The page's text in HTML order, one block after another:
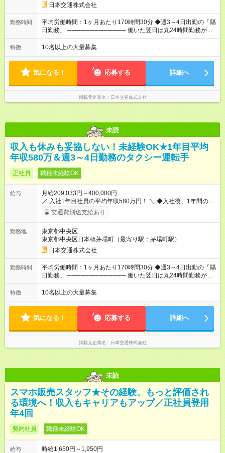
歩合＋賞与年3回 ※上記には、一律支給の手当を含みます。
※「厚生労働省のタクシー運転者の最低賃金計算方法に基づ
く」 ◆業界最高水準の歩合率で還元！ ───────────────
売上の62%が歩合や賞与として還元されるため、頑張った分だ
も！ 【試用期間】試用期間あり 試用期間の長さ：3ヶ月 雇用形
態、給与は本採用時と同じです。 試用期間中の労働条件は本採
用と同じです。
日本交通株式会社
勤務時間
平均労働時間：1ヶ月あたり170時間30分 ◆週3～4日出勤の「隔
日勤務」 ───────────── 働いた翌日は丸24時間勤務が入
りません。 ◆最も稼ぎやすい時間帯で勤務
───────────── シフトは、15：00～翌10：00 ※月間労働
7.5h ※残業は基本的にありません 平均労働時間：1ヶ月あたり
170時間30分 ◆週3～4日出勤の「隔日勤務」
───────────── 働いた翌日は丸24時間勤務が入りませ
ん。 ◆最も稼ぎやすい時間帯で勤務 ───────────── シフ
トは、15：00～翌10：00 ※月間労働時間170.5h ※1回の乗務は
15.5h（休憩3h） ※研修中は実働時間7.5h ※残業は基本的にあり
特徴 10名以上の大量募集
気になる！ 応募する 詳細へ
掲載元企業名 日本交通株式会社
未読
収入も休みも妥協しない！未経験OK★1年目平均
年収580万＆週3～4日勤務のタクシー運転手
正社員 職種未経験OK
給与
月給209,033円～400,000円
／ 入社1年目社員の平均年収580万円！ ＼ ◆入社後、1年間の給
与保証あり！ ─────────────── 乗務にじっくりと慣れて
いただけるよう、売上に関係なく給与を保証します。保証額以
たします。 【入社1～3カ月目】月給40万円保証 【入社4～12カ
月目】月給35万円保証 【入社13カ月以降】月給20万9033円＋
歩合＋賞与年3回 ※上記には、一律支給の手当を含みます。
※「厚生労働省のタクシー運転者の最低賃金計算方法に基づ
く」 ◆業界最高水準の歩合率で還元！ ───────────────
売上の62%が歩合や賞与として還元されるため、頑張った分だ
も！ 【試用期間】試用期間あり 試用期間の長さ：3ヶ月 雇用形
態、給与は本採用時と同じです。 試用期間中の労働条件は本採
用と同じです。
交通費別途支給あり
勤務地
東京都中央区
東京都中央区日本橋茅場町（最寄り駅：茅場町駅）
日本交通株式会社
勤務時間
平均労働時間：1ヶ月あたり170時間30分 ◆週3～4日出勤の「隔
日勤務」 ───────────── 働いた翌日は丸24時間勤務が入
りません。 ◆最も稼ぎやすい時間帯で勤務
───────────── シフトは、15：00～翌10：00 ※月間労働
7.5h ※残業は基本的にありません 平均労働時間：1ヶ月あたり
170時間30分 ◆週3～4日出勤の「隔日勤務」
───────────── 働いた翌日は丸24時間勤務が入りませ
ん。 ◆最も稼ぎやすい時間帯で勤務 ───────────── シフ
トは、15：00～翌10：00 ※月間労働時間170.5h ※1回の乗務は
15.5h（休憩3h） ※研修中は実働時間7.5h ※残業は基本的にあり
特徴 10名以上の大量募集
気になる！ 応募する 詳細へ
掲載元企業名 日本交通株式会社
未読
スマホ販売スタッフ★その経験、もっと評価され
る環境へ！収入もキャリアもアップ／正社員登用
年4回
契約社員 職種未経験OK
給与
時給1,650円～1,950円